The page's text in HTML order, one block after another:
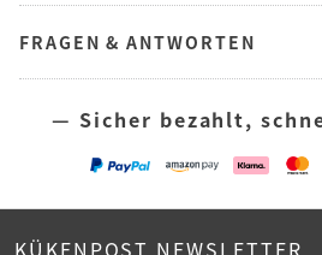
FRAGEN & ANTWORTEN
— Sicher bezahlt,
KÜKENPOST NEWSLETTER